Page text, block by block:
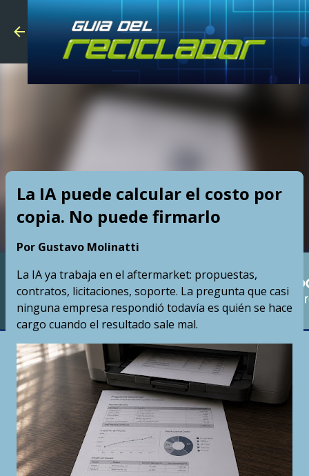
Skip to
La IA puede calcular el costo por
copia. No puede firmarlo
Por Gustavo Molinatti
La IA ya trabaja en el aftermarket: propuestas,
contratos, licitaciones, soporte. La pregunta que casi
ninguna empresa respondió todavía es quién se hace
cargo cuando el resultado sale mal.